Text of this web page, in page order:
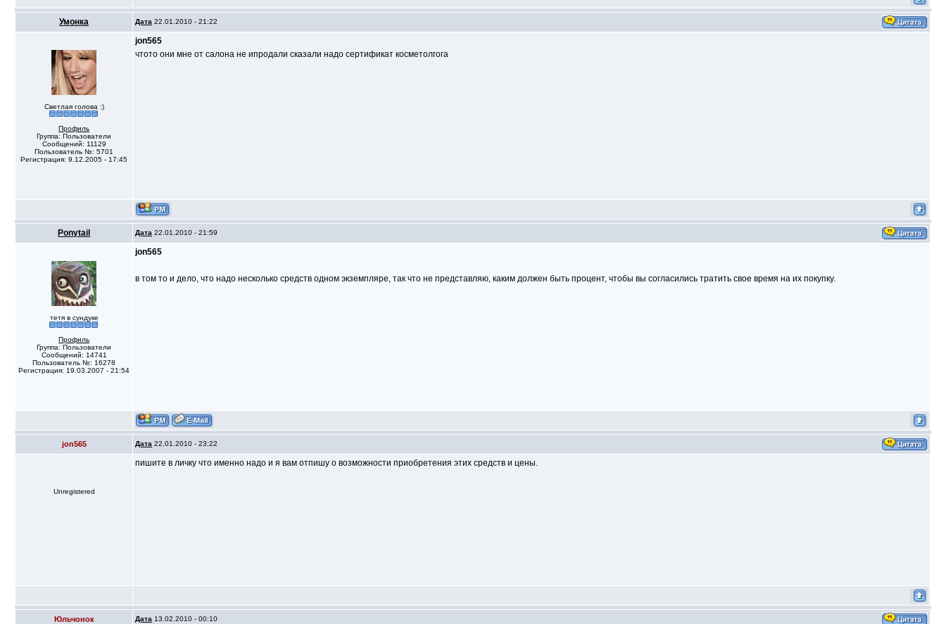
Умонка Дата 22.01.2010 - 21:22
Светлая голова :)
Профиль
Группа: Пользователи
Сообщений: 11129
Пользователь №: 5701
Регистрация: 9.12.2005 - 17:45
jon565
чтото они мне от салона не ипродали сказали надо сертификат косметолгога
Ponytail Дата 22.01.2010 - 21:59
тетя в сундуке
Профиль
Группа: Пользователи
Сообщений: 14741
Пользователь №: 16278
Регистрация: 19.03.2007 - 21:54
jon565
в том то и дело, что надо несколько средств одном экземпляре, так что не представляю, каким должен быть процент, чтобы вы согласились тратить свое время на их покупку.
jon565 Дата 22.01.2010 - 23:22
Unregistered
пишите в личку что именно надо и я вам отпишу о возможности приобретения этих средств и цены.
Юльчонок Дата 13.02.2010 - 00:10